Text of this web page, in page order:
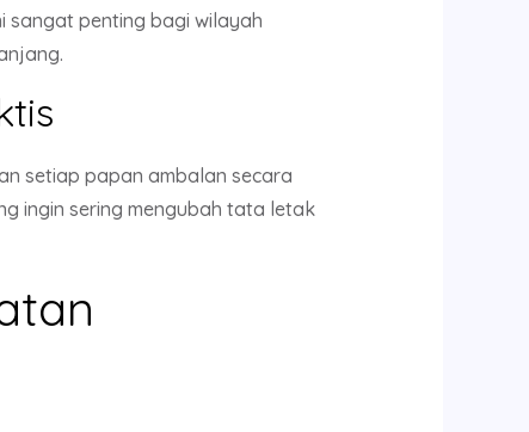
penting bagi wilayah
setiap papan ambalan secara
ingin sering mengubah tata letak